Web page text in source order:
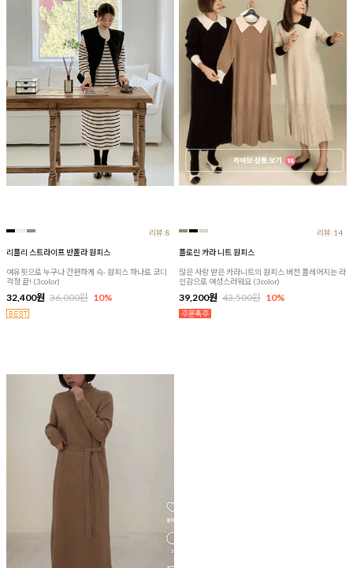
리뷰:8
리플리 스트라이프 반폴라 원피스
여유핏으로 누구나 간편하게 슥- 원피스 하나로 코디
걱정 끝! (3color)
32,400원 36,000원 10%
리뷰:14
플로린 카라 니트 원피스
많은 사랑 받은 카라니트의 원피스 버전 플레어지는 라
인감으로 여성스러워요 (3color)
39,200원 43,500원 10%